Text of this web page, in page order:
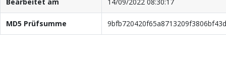
MD5 Prüfsumme